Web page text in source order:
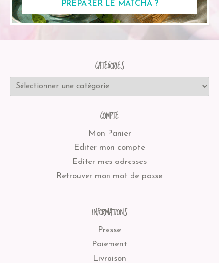
PRÉPARER LE MATCHA ?
CATÉGORIES
COMPTE
Mon Panier
Editer mon compte
Editer mes adresses
Retrouver mon mot de passe
INFORMATIONS
Presse
Paiement
Livraison